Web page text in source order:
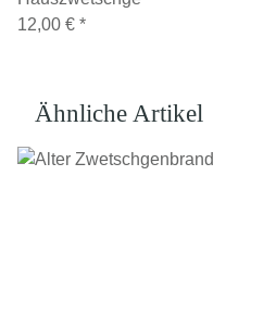
12,00 € *
Ähnliche Artikel